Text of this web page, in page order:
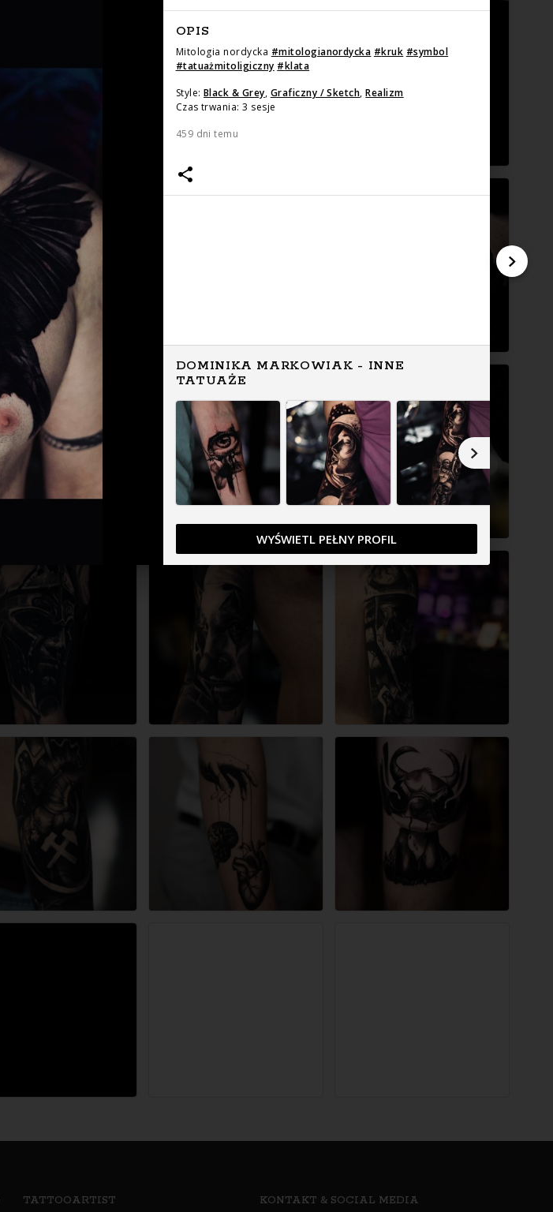
TATTOOARTIST KONTAKT & SOCIAL MEDIA
OPIS
Mitologia nordycka #mitologianordycka #kruk #symbol
#tatuażmitoligiczny #klata
Style: Black & Grey, Graficzny / Sketch,Realizm
Czas trwania: 3 sesje
459 dni temu
DOMINIKA MARKOWIAK - INNE
TATUAŻE
WYŚWIETL PEŁNY PROFIL